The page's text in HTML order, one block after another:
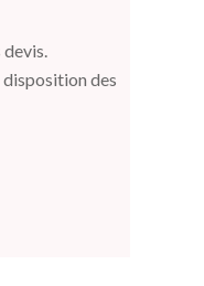
devis.
disposition des